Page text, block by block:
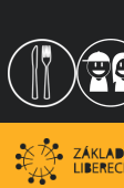
obsah